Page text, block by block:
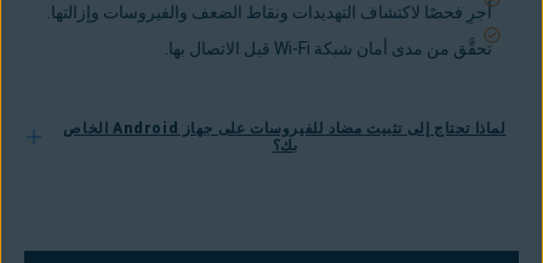
أجرِ فحصًا لاكتشاف التهديدات ونقاط الضعف والفيروسات وإزالتها.
تحقَّق من مدى أمان شبكة Wi-Fi قبل الاتصال بها.
لماذا تحتاج إلى تثبيت مضاد للفيروسات على جهاز Android الخاص
بك؟